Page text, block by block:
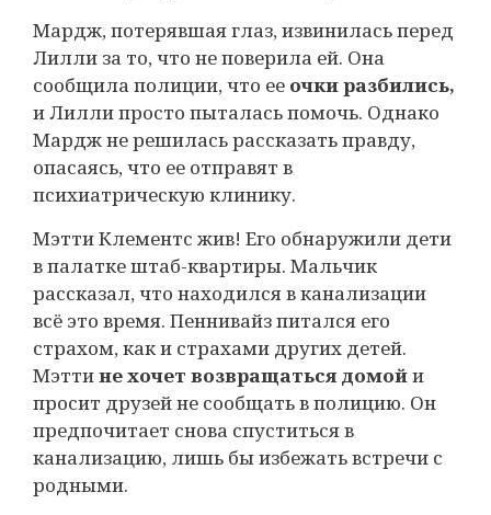
Мардж, потерявшая глаз, извинилась перед
Лилли за то, что не поверила ей. Она
сообщила полиции, что ее очки разбились,
и Лилли просто пыталась помочь. Однако
Мардж не решилась рассказать правду,
опасаясь, что ее отправят в
психиатрическую клинику.
Мэтти Клементс жив! Его обнаружили дети
в палатке штаб-квартиры. Мальчик
рассказал, что находился в канализации
всё это время. Пеннивайз питался его
страхом, как и страхами других детей.
Мэттине хочет возвращаться домойи
просит друзей не сообщать в полицию. Он
предпочитает снова спуститься в
канализацию, лишь бы избежать встречи с
родными.